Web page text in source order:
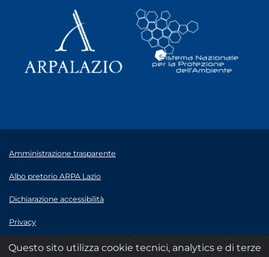
Amministrazione trasparente
Albo pretorio ARPA Lazio
Dichiarazione accessibilità
Privacy
Note legali
Questo sito utilizza cookie tecnici, analytics e di terze